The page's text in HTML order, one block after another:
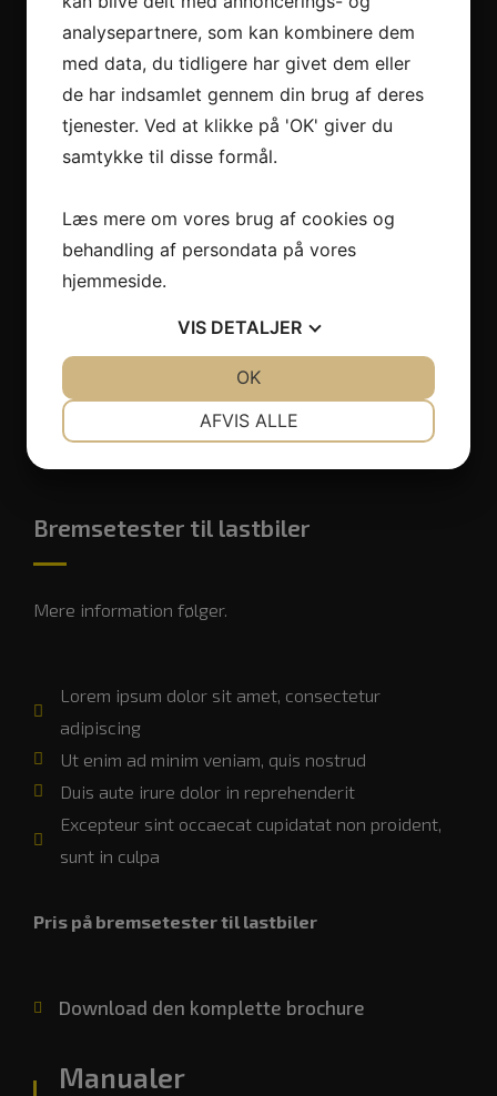
Lorem ipsum dolor sit amet, consectetur
adipiscing
Ut enim ad minim veniam, quis nostrud
Excepteur sint occaecat cupidatat non proident,
sunt in culpa
Pris på bremsetester til campingvogne og
Download den komplette brohure
Bremsetester til lastbiler
Mere information følger.
Lorem ipsum dolor sit amet, consectetur
adipiscing
Ut enim ad minim veniam, quis nostrud
Duis aute irure dolor in reprehenderit
Excepteur sint occaecat cupidatat non proident,
sunt in culpa
Pris på bremsetester til lastbiler
Download den komplette brochure
Manualer
analysepartnere, som kan kombinere dem
med data, du tidligere har givet dem eller
de har indsamlet gennem din brug af deres
tjenester. Ved at klikke på 'OK' giver du
samtykke til disse formål.
Læs mere om vores brug af cookies og
behandling af persondata på vores
hjemmeside.
VIS DETALJER
AFVIS ALLE
OK